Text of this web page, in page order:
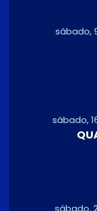
sábado,
sábado,
sábado,